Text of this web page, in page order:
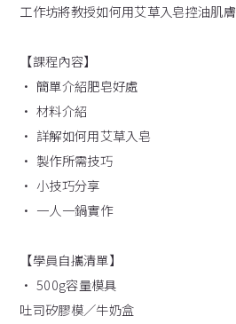
工作坊將教授如何用艾草入皂控油肌膚
【課程內容】
• 簡單介紹肥皂好處
• 材料介紹
• 詳解如何用艾草入皂
• 製作所需技巧
• 小技巧分享
• 一人一鍋實作
【學員自攜清單】
• 500g容量模具
吐司矽膠模／牛奶盒